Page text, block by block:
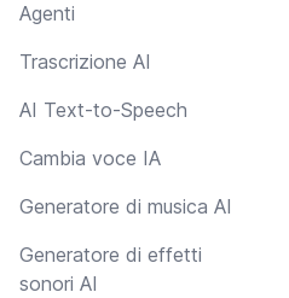
Agenti
Trascrizione AI
AI Text-to-Speech
Cambia voce IA
Generatore di musica AI
Generatore di effetti
sonori AI